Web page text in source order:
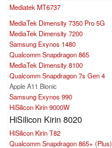
Mediatek MT6737
...
MediaTek Dimensity 7350 Pro 5G
MediaTek Dimensity 7200
Samsung Exynos 1480
Qualcomm Snapdragon 865
MediaTek Dimensity 8100
Qualcomm Snapdragon 7s Gen 4
Apple A11 Bionic
Samsung Exynos 990
HiSilicon Kirin 9000W
HiSilicon Kirin 8020
HiSilicon Kirin T82
Qualcomm Snapdragon 865+ (Plus)